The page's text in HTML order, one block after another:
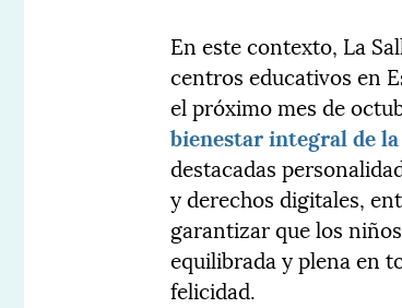
En este contexto, La
centros educativos en
el próximo mes de
bienestar integral de
destacadas
y derechos digitales,
garantizar que los
equilibrada y plena en
felicidad.